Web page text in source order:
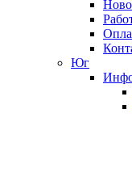
Юг